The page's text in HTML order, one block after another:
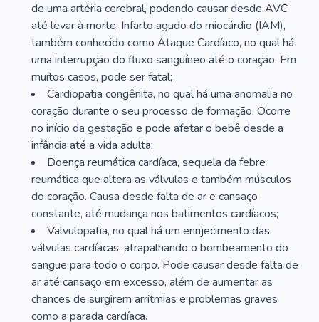
de uma artéria cerebral, podendo causar desde AVC
até levar à morte; Infarto agudo do miocárdio (IAM),
também conhecido como Ataque Cardíaco, no qual há
uma interrupção do fluxo sanguíneo até o coração. Em
muitos casos, pode ser fatal;
Cardiopatia congênita, no qual há uma anomalia no
coração durante o seu processo de formação. Ocorre
no início da gestação e pode afetar o bebê desde a
infância até a vida adulta;
Doença reumática cardíaca, sequela da febre
reumática que altera as válvulas e também músculos
do coração. Causa desde falta de ar e cansaço
constante, até mudança nos batimentos cardíacos;
Valvulopatia, no qual há um enrijecimento das
válvulas cardíacas, atrapalhando o bombeamento do
sangue para todo o corpo. Pode causar desde falta de
ar até cansaço em excesso, além de aumentar as
chances de surgirem arritmias e problemas graves
como a parada cardíaca.